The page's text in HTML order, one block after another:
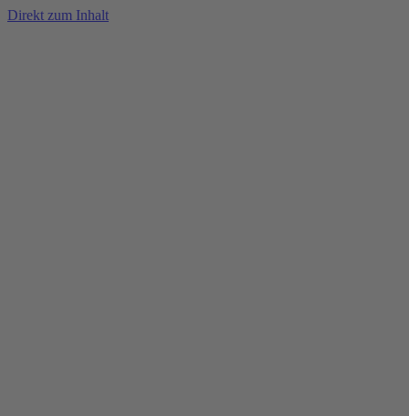
Direkt zum Inhalt